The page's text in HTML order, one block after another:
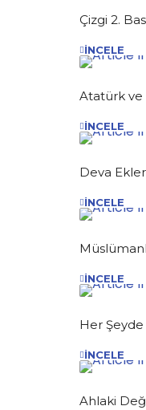
Çizgi 2.
İNCELE
Atatürk ve
İNCELE
Deva
İNCELE
İNCELE
Her Şeyde
İNCELE
Ahlaki